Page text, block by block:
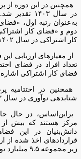
همچنین در این دوره از
در سال
به‌عنوان رتبه اول،
دوم و «فضای کار
کار اشتراکی در سال ۱۴۰۲ معرفی و تقدیر شدند.
از معیارهای ارزیابی
تعداد افراد در فضای
فضای کار اشتراکی
شتابدهی نوآوری در سال ۱۴۰۳ منتشر شد.
دانش‌بنیان در این
قراردادهای اخذ شده از
زیر مجموعه ۹.۵ میلیارد تومان برآورده شده است.